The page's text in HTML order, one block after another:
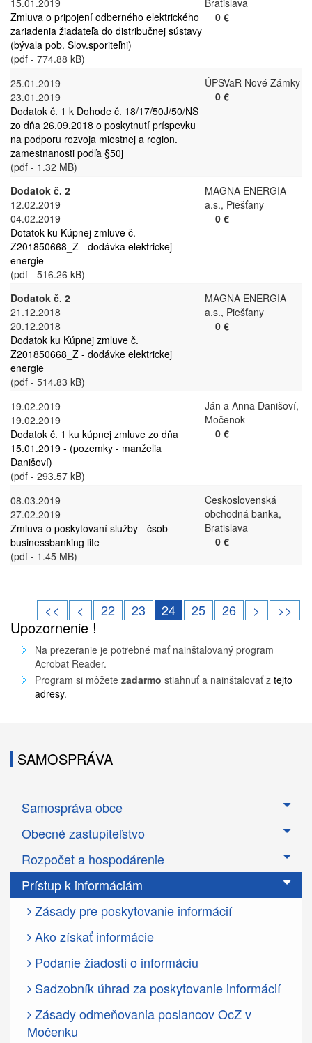
15.01.2019
Zmluva o pripojení odberného elektrického
zariadenia žiadateľa do distribučnej sústavy
(bývala pob. Slov.sporiteľni)
(pdf - 774.88 kB)
Bratislava
0 €
25.01.2019
23.01.2019
Dodatok č. 1 k Dohode č. 18/17/50J/50/NS
zo dňa 26.09.2018 o poskytnutí príspevku
na podporu rozvoja miestnej a region.
zamestnanosti podľa §50j
(pdf - 1.32 MB)
ÚPSVaR Nové Zámky
0 €
Dodatok č. 2
12.02.2019
04.02.2019
Dotatok ku Kúpnej zmluve č.
Z201850668_Z - dodávka elektrickej
energie
(pdf - 516.26 kB)
MAGNA ENERGIA
a.s., Piešťany
0 €
Dodatok č. 2
21.12.2018
20.12.2018
Dodatok ku Kúpnej zmluve č.
Z201850668_Z - dodávke elektrickej
energie
(pdf - 514.83 kB)
MAGNA ENERGIA
a.s., Piešťany
0 €
19.02.2019
19.02.2019
Dodatok č. 1 ku kúpnej zmluve zo dňa
15.01.2019 - (pozemky - manželia
Danišoví)
(pdf - 293.57 kB)
Ján a Anna Danišoví,
Močenok
0 €
08.03.2019
27.02.2019
Zmluva o poskytovaní služby - čsob
businessbanking lite
(pdf - 1.45 MB)
Československá
obchodná banka,
Bratislava
0 €
<< < 22 23 24 25 26 > >>
Upozornenie !
Na prezeranie je potrebné mať nainštalovaný program
Acrobat Reader.
Program si môžete zadarmo stiahnuť a nainštalovať z tejto
adresy.
SAMOSPRÁVA
Samospráva obce
Obecné zastupiteľstvo
Rozpočet a hospodárenie
Prístup k informáciám
Zásady pre poskytovanie informácií
Ako získať informácie
Podanie žiadosti o informáciu
Sadzobník úhrad za poskytovanie informácií
Zásady odmeňovania poslancov OcZ v
Močenku